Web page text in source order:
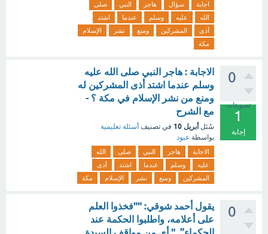
اجابة سؤال هاجر النبي
صلى
الله
عليه وسلم عندما
اشتد
أذى
المشركين ومنع نشر
الإسلام
مكة
0
تصويتات
1
إجابة
الاجابة : هاجر النبي صلى الله عليه
وسلم عندما اشتد أذى المشركين له
ومنع من نشر الإسلام في مكة ؟ -
مع الشرح
سُئل أبريل 10 في تصنيف أسئلة تعليمية
بواسطة عبود
الاجابة هاجر النبي صلى
الله
عليه
وسلم عندما اشتد
أذى
المشركين
ومنع نشر الإسلام مكة
0
يقول أحمد شوقي: ""فخذوا العلم
على أعلامه، واطلبوا الحكمة عند